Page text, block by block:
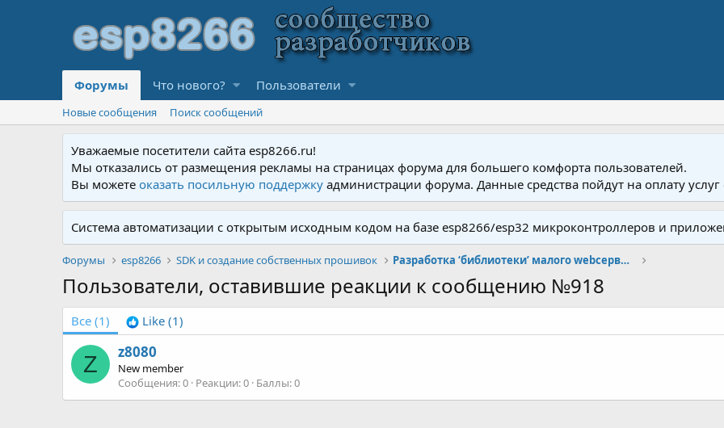
Форумы Что нового? Пользователи
Новые сообщения Поиск сообщений
Уважаемые посетители сайта esp8266.ru!
Мы отказались от размещения рекламы на страницах форума для большего комфорта пользователей.
Вы можетеоказать посильную поддержку администрации форума. Данные средства пойдут на оплату
Система автоматизации с открытым исходным кодом на базе esp8266/esp32 микроконтроллеров и
Форумы esp8266 SDK и создание собственных прошивок Разработка ‘библиотеки’ малого webсервера на esp8266.
Пользователи, оставившие реакции к сообщению №918
Все (1) Like (1)
Z z8080
New member
Сообщения 0 Реакции 0 Баллы 0